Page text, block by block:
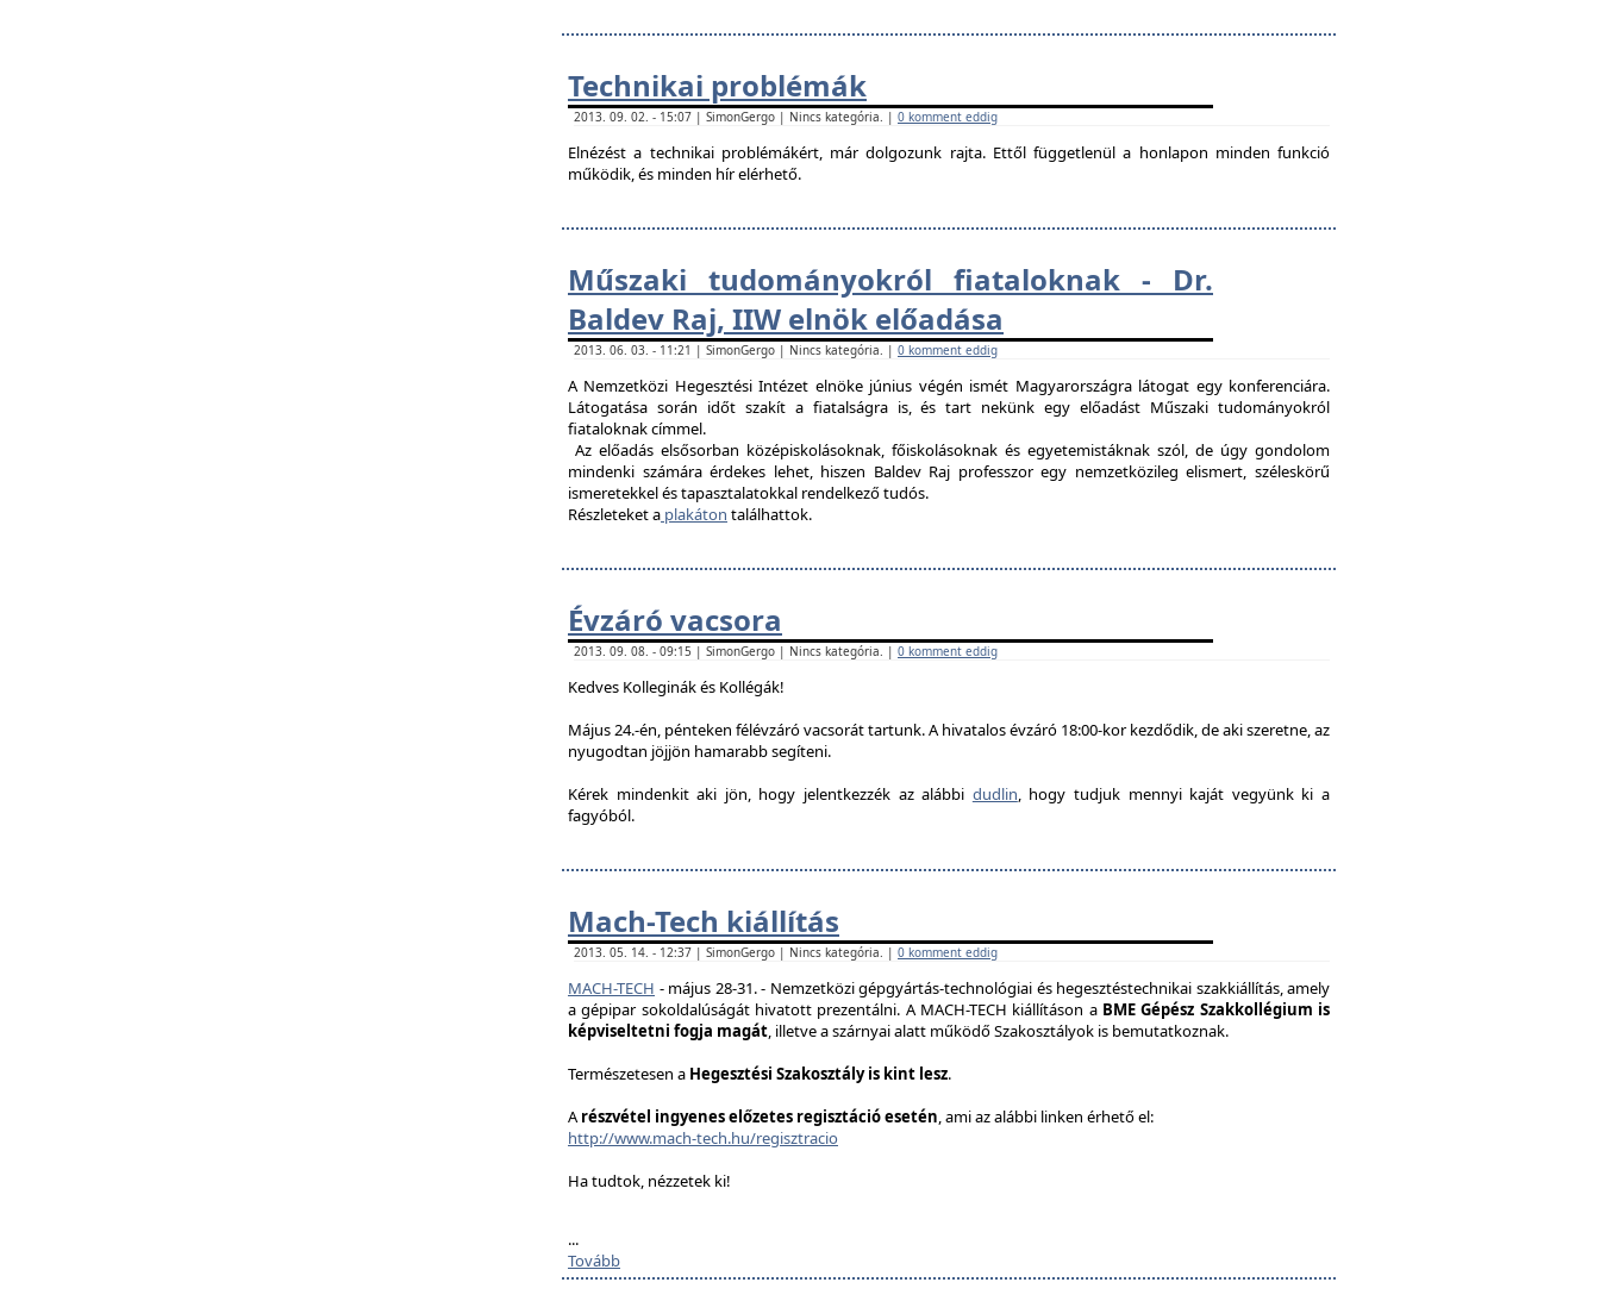
Technikai problémák
2013. 09. 02. - 15:07 | SimonGergo | Nincs kategória. | 0 komment eddig
Elnézést a technikai problémákért, már dolgozunk rajta. Ettől függetlenül a honlapon minden funkció
működik, és minden hír elérhető.
Műszaki tudományokról fiataloknak - Dr.
Baldev Raj, IIW elnök előadása
2013. 06. 03. - 11:21 | SimonGergo | Nincs kategória. | 0 komment eddig
A Nemzetközi Hegesztési Intézet elnöke június végén ismét Magyarországra látogat egy konferenciára.
Látogatása során időt szakít a fiatalságra is, és tart nekünk egy előadást Műszaki tudományokról
fiataloknak címmel.
Az előadás elsősorban középiskolásoknak, főiskolásoknak és egyetemistáknak szól, de úgy gondolom
mindenki számára érdekes lehet, hiszen Baldev Raj professzor egy nemzetközileg elismert, széleskörű
ismeretekkel és tapasztalatokkal rendelkező tudós.
Részleteket a plakáton találhattok.
Évzáró vacsora
2013. 09. 08. - 09:15 | SimonGergo | Nincs kategória. | 0 komment eddig
Kedves Kolleginák és Kollégák!
Május 24.-én, pénteken félévzáró vacsorát tartunk. A hivatalos évzáró 18:00-kor kezdődik, de aki szeretne, az
nyugodtan jöjjön hamarabb segíteni.
Kérek mindenkit aki jön, hogy jelentkezzék az alábbi dudlin, hogy tudjuk mennyi kaját vegyünk ki a
fagyóból.
Mach-Tech kiállítás
2013. 05. 14. - 12:37 | SimonGergo | Nincs kategória. | 0 komment eddig
MACH-TECH - május 28-31.- Nemzetközi gépgyártás-technológiai és hegesztéstechnikai szakkiállítás, amely
a gépipar sokoldalúságát hivatott prezentálni. A MACH-TECH kiállításon a BME Gépész Szakkollégium is
képviseltetni fogja magát, illetve a szárnyai alatt működő Szakosztályok is bemutatkoznak.
Természetesen a Hegesztési Szakosztály is kint lesz.
Arészvétel ingyenes előzetes regisztáció esetén, ami az alábbi linken érhető el:
http://www.mach-tech.hu/regisztracio
Ha tudtok, nézzetek ki!
...
Tovább